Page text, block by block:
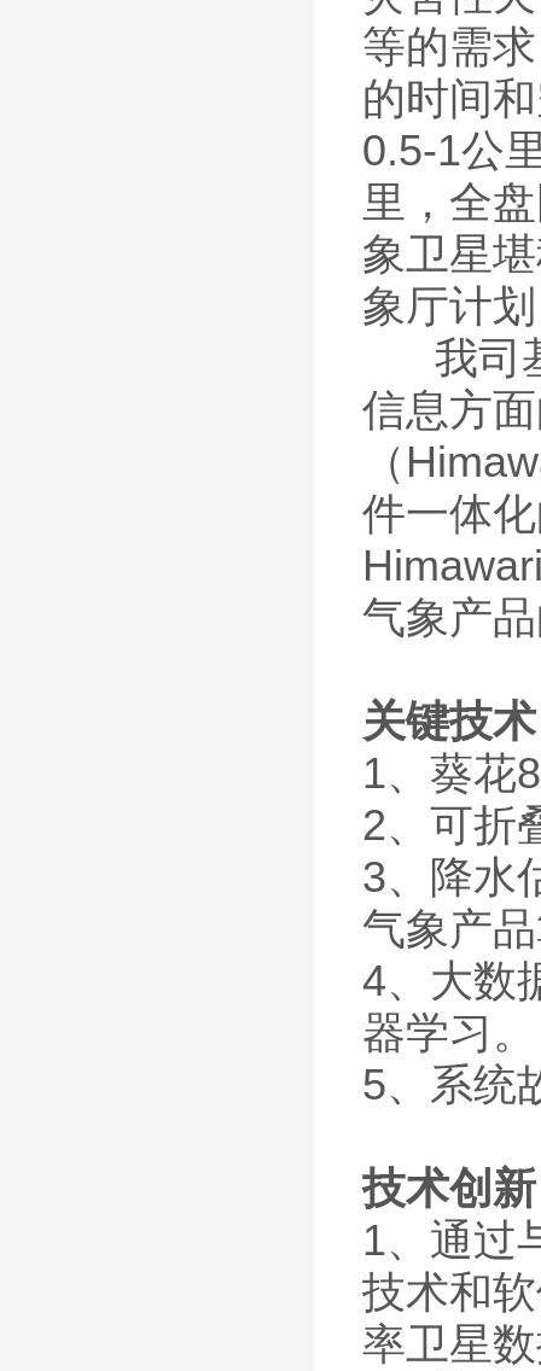
等的需
的时间
0.5-1公
里，全
象卫星
象厅计
我司
信息方
（
件一体
气象产
关键技
1、葵花
2、可折
3、降水
气象产
4、大数
器学习。
5、系统
技术创
1、通过
技术和
率卫星